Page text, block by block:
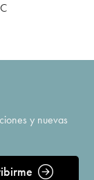
y nuevas